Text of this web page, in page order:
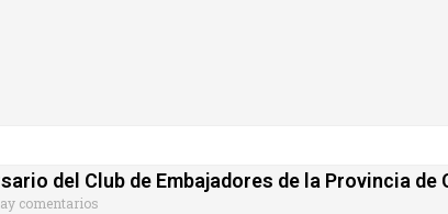
del Club de Embajadores de la Provincia de
comentarios